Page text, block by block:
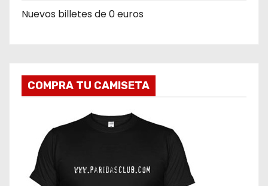
Nuevos billetes de 0 euros
COMPRA TU CAMISETA